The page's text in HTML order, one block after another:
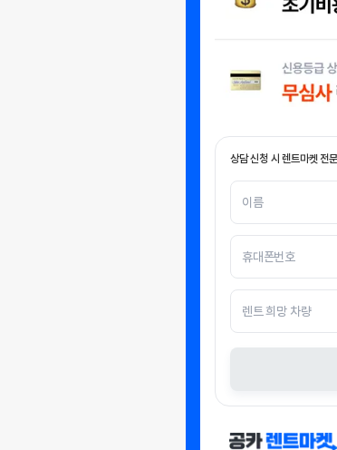
상담 신청 시 렌트마켓 전